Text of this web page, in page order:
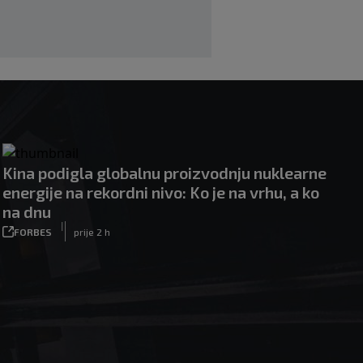
Kina podigla globalnu proizvodnju nuklearne
energije na rekordni nivo: Ko je na vrhu, a ko
na dnu
FORBES
|
prije 2 h